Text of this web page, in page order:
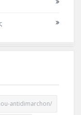
antidimarchon/